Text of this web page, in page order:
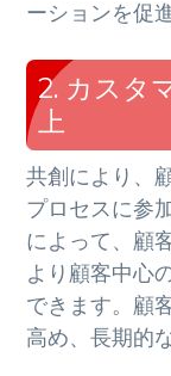
ーションを促
2. カスタ
上
共創により、
プロセスに参
によって、顧
より顧客中心
できます。顧
高め、長期的